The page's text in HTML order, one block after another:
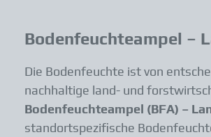
Bodenfeuchteampel –
Die Bodenfeuchte ist von
nachhaltige land- und
Bodenfeuchteampel (BFA) –
standortspezifische